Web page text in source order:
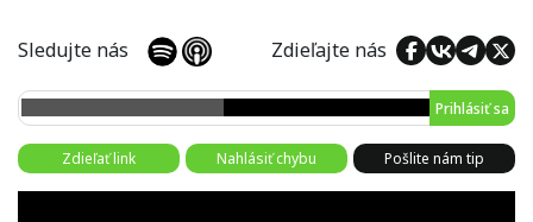
Sledujte nás Zdieľajte nás
Prihlásiť sa
Zdieľať link Nahlásiť chybu Pošlite nám tip